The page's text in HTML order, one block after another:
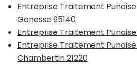
Entreprise Traitement
Gonesse 95140
Entreprise Traitement Punaise
Entreprise Traitement
Chambertin 21220